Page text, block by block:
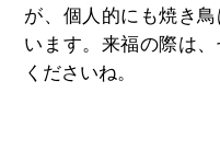
が、個人的にも焼き
います。来福の際は
くださいね。